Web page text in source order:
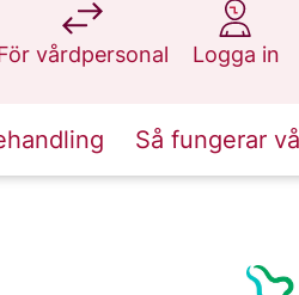
vårdpersonal
på 1177.se
Logga in
på 1177.se
Så fungerar